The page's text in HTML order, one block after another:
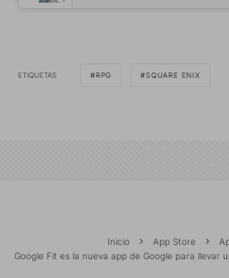
ETIQUETAS RPG SQUARE ENIX
Inicio App Store
Google Fit es la nueva app de Google para llevar